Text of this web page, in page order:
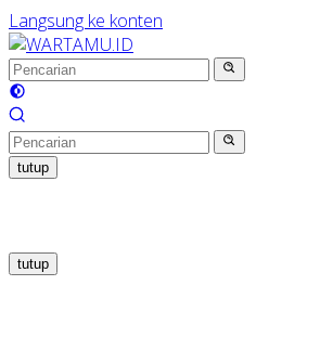
Langsung ke konten
tutup
tutup